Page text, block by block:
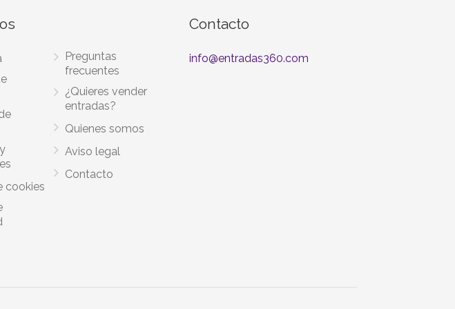
cookies
Preguntas
frecuentes
¿Quieres vender
entradas?
Quienes somos
Aviso legal
Contacto
Contacto
info@entradas360.com